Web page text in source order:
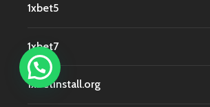
1xbet5
1xbet7
1xbetinstall.org